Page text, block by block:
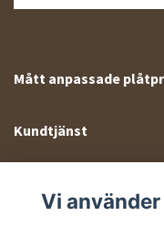
Mått anpassade
Kundtjänst
Vi